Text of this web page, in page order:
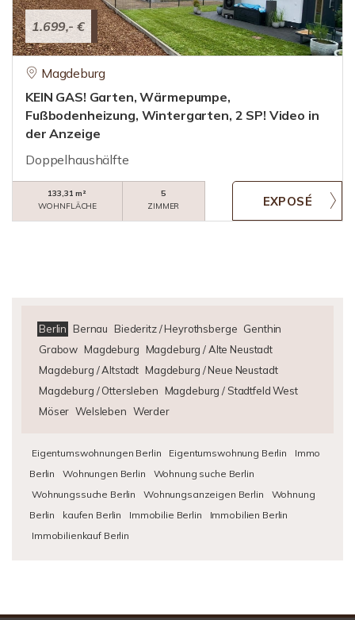
1.699,- €
Magdeburg
KEIN GAS! Garten, Wärmepumpe,
Fußbodenheizung, Wintergarten, 2 SP! Video in
der Anzeige
Doppelhaushälfte
133,31 m²
WOHNFLÄCHE
5
ZIMMER
Berlin Bernau Biederitz / Heyrothsberge Genthin
Grabow Magdeburg Magdeburg / Alte Neustadt
Magdeburg / Altstadt Magdeburg / Neue Neustadt
Magdeburg / Ottersleben Magdeburg / Stadtfeld West
Möser Welsleben Werder
Eigentumswohnungen Berlin Eigentumswohnung Berlin
Immo
Berlin
Wohnungen Berlin
Wohnung suche Berlin
Wohnungssuche Berlin
Wohnungsanzeigen Berlin
Wohnung
Berlin
kaufen Berlin Immobilie Berlin
Immobilien Berlin
Immobilienkauf Berlin